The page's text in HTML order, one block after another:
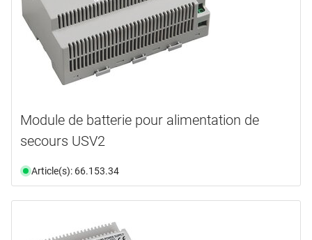
Module de batterie pour alimentation de
secours USV2
Article(s): 66.153.34